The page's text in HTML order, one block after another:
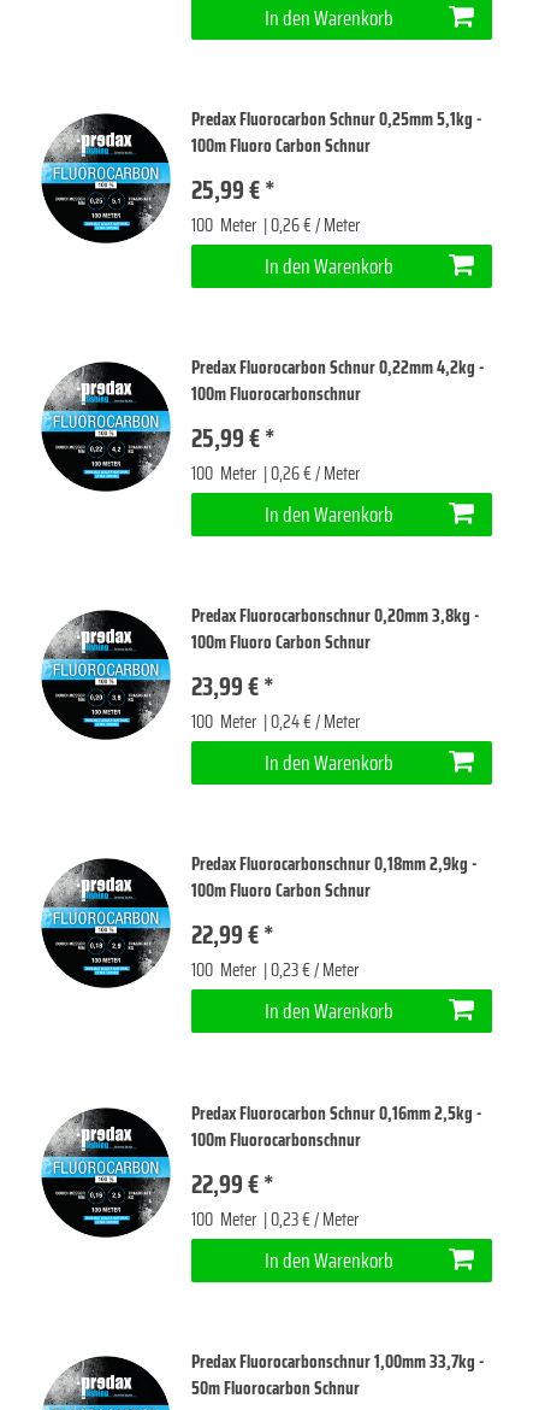
In den Warenkorb
Predax Fluorocarbon Schnur 0,25mm 5,1kg -
100m Fluoro Carbon Schnur
25,99 € *
100 Meter | 0,26 € / Meter
In den Warenkorb
Predax Fluorocarbon Schnur 0,22mm 4,2kg -
100m Fluorocarbonschnur
25,99 € *
100 Meter | 0,26 € / Meter
In den Warenkorb
Predax Fluorocarbonschnur 0,20mm 3,8kg -
100m Fluoro Carbon Schnur
23,99 € *
100 Meter | 0,24 € / Meter
In den Warenkorb
Predax Fluorocarbonschnur 0,18mm 2,9kg -
100m Fluoro Carbon Schnur
22,99 € *
100 Meter | 0,23 € / Meter
In den Warenkorb
Predax Fluorocarbon Schnur 0,16mm 2,5kg -
100m Fluorocarbonschnur
22,99 € *
100 Meter | 0,23 € / Meter
In den Warenkorb
Predax Fluorocarbonschnur 1,00mm 33,7kg -
50m Fluorocarbon Schnur